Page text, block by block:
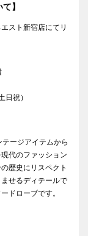
】
スト新宿店にてリ
祝）
ージアイテムから
代のファッション
歴史にリスペクト
せるディテールで
ドローブです。